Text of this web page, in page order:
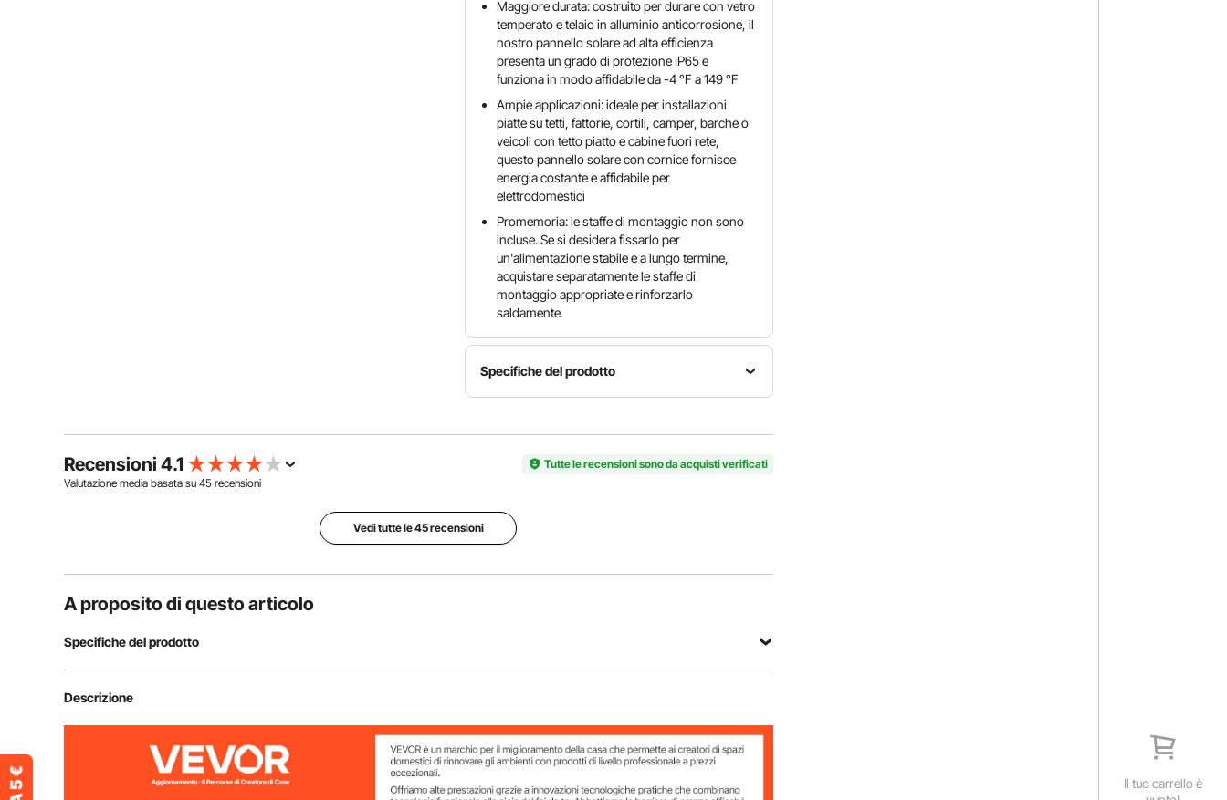
Il tuo carrello è
Maggiore durata: costruito per durare con vetro
temperato e telaio in alluminio anticorrosione, il
nostro pannello solare ad alta efficienza
presenta un grado di protezione IP65 e
funziona in modo affidabile da -4 °F a 149 °F
Ampie applicazioni: ideale per installazioni
piatte su tetti, fattorie, cortili, camper, barche o
veicoli con tetto piatto e cabine fuori rete,
questo pannello solare con cornice fornisce
energia costante e affidabile per
elettrodomestici
Promemoria: le staffe di montaggio non sono
incluse. Se si desidera fissarlo per
un'alimentazione stabile e a lungo termine,
acquistare separatamente le staffe di
montaggio appropriate e rinforzarlo
saldamente
Specifiche del prodotto
Numero
articolo
del
solare
Grado di
protezione
IP65
Efficienza di
funzionamento
netto
Recensioni 4.1
Tutte le recensioni sono da acquisti verificati
Valutazione media basata su 45 recensioni
Vedi tutte le 45 recensioni
A proposito di questo articolo
Specifiche del prodotto
Numero modello articolo
Potenza del pannello solare 2 pezzi 100 W
Descrizione